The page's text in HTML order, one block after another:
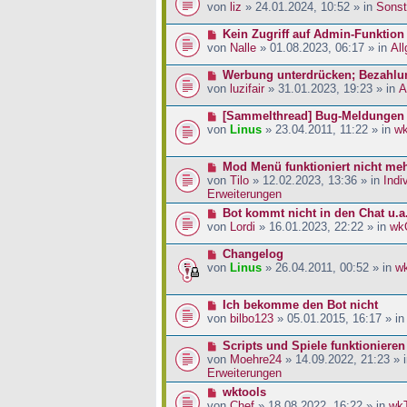
g
i
a
r
e
i
a
e
e
r
e
i
a
von liz » 24.01.2024, 10:52 » in
N
e
e
r
e
i
r
a
g
Kein Zugriff auf Admin-
von Nalle » 01.08.2023, 06:17 » in
N
e
e
r
e
t
r
a
g
Werbung unterdrücken;
von luzifair » 31.01.2023, 19:23 » in
N
e
e
B
e
t
a
g
[Sammelthread] Bug-Meldungen
von Linus » 23.04.2011, 11:22 » in
N
e
u
e
B
e
t
a
g
Mod Menü funktioniert nicht
von Tilo » 12.02.2023, 13:36 » in
Erweiterungen
N
e
e
r
e
t
r
a
g
Bot kommt nicht in den Chat u.a.
von
Lordi » 16.01.2023, 22:22 » in
N
e
e
B
e
t
r
a
g
Changelog
von Linus » 26.04.2011, 00:52 » in
N
e
e
r
B
e
Ich bekomme den Bot nicht
von bilbo123 » 05.01.2015, 16:17 » in
N
e
u
e
Scripts und Spiele
von Moehre24 » 14.09.2022, 21:23 »
Erweiterungen
Nwktools